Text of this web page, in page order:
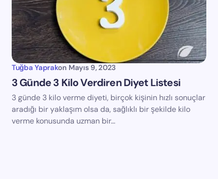
Tuğba Yaprakon Mayıs 9, 2023
3 Günde 3 Kilo Verdiren Diyet Listesi
3 günde 3 kilo verme diyeti, birçok kişinin hızlı sonuçlar
aradığı bir yaklaşım olsa da, sağlıklı bir şekilde kilo
verme konusunda uzman bir…